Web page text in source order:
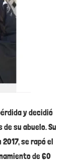
y decidió
su abuelo. Su
se rapó el
de 60